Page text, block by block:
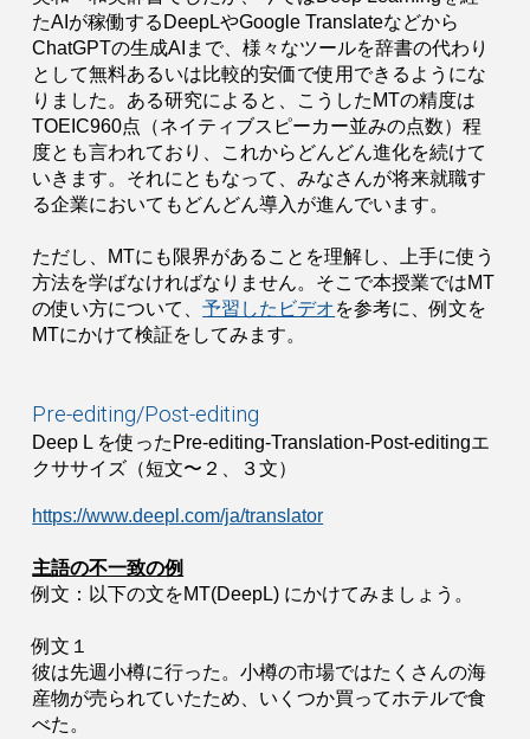
たAIが稼働するDeepLやGoogle Translateなどから
ChatGPTの生成AIまで、様々なツールを辞書の代わり
として無料あるいは比較的安価で使用できるようにな
りました。ある研究によると、こうしたMTの精度は
TOEIC960点（ネイティブスピーカー並みの点数）程
度とも言われており、これからどんどん進化を続けて
いきます。それにともなって、みなさんが将来就職す
る企業においてもどんどん導入が進んでいます。
ただし、MTにも限界があることを理解し、上手に使う
方法を学ばなければなりません。そこで本授業ではMT
の使い方について、予習したビデオを参考に、例文を
MTにかけて検証をしてみます。
Pre-editing/Post-editing
Deep L を使ったPre-editing-Translation-Post-editingエ
クササイズ（短文〜２、３文）
https://www.deepl.com/ja/translator
主語の不一致の例
例文：以下の文をMT(DeepL) にかけてみましょう。
例文１
彼は先週小樽に行った。小樽の市場ではたくさんの海
産物が売られていたため、いくつか買ってホテルで食
べた。